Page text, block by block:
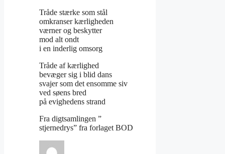
Tråde stærke som stål
omkranser kærligheden
værner og beskytter
mod alt ondt
i en inderlig omsorg
Tråde af kærlighed
bevæger sig i blid dans
svajer som det ensomme siv
ved søens bred
på evighedens strand
Fra digtsamlingen ”
stjernedrys” fra forlaget BOD